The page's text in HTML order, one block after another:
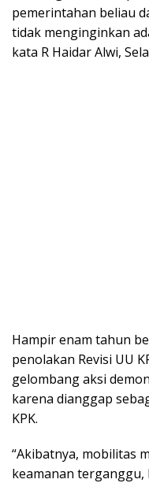
pemerintahan beliau
tidak menginginkan
kata R Haidar Alwi,
Hampir enam tahun
penolakan Revisi UU
gelombang aksi
karena dianggap
KPK.
“Akibatnya, mobilitas
keamanan